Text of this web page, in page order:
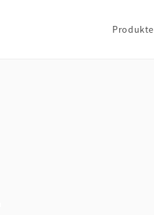
Produkte